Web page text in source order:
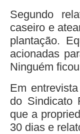
Segundo
caseiro e
plantação.
acionadas
Ninguém
Em
do Sindicato
que a
30 dias e